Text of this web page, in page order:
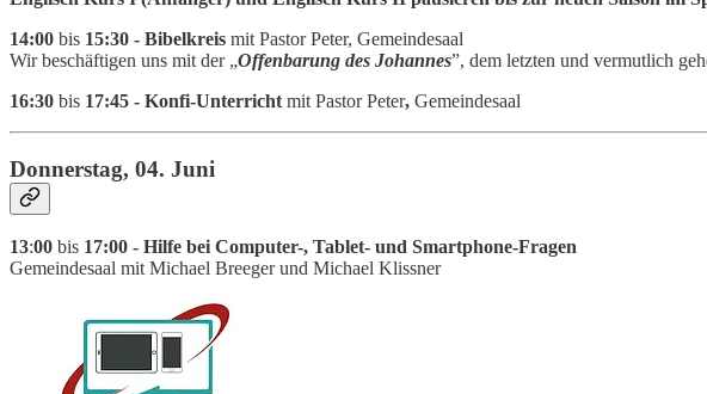
14:00 bis 15:30 - Bibelkreis mit Pastor Peter, Gemeindesaal
Wir beschäftigen uns mit der „Offenbarung des Johannes”, dem letzten und vermutlich
16:30 bis 17:45 - Konfi-Unterricht mit Pastor Peter, Gemeindesaal
Donnerstag, 04. Juni
13:00 bis 17:00 - Hilfe bei Computer-, Tablet- und Smartphone-Fragen
Gemeindesaal mit Michael Breeger und Michael Klissner